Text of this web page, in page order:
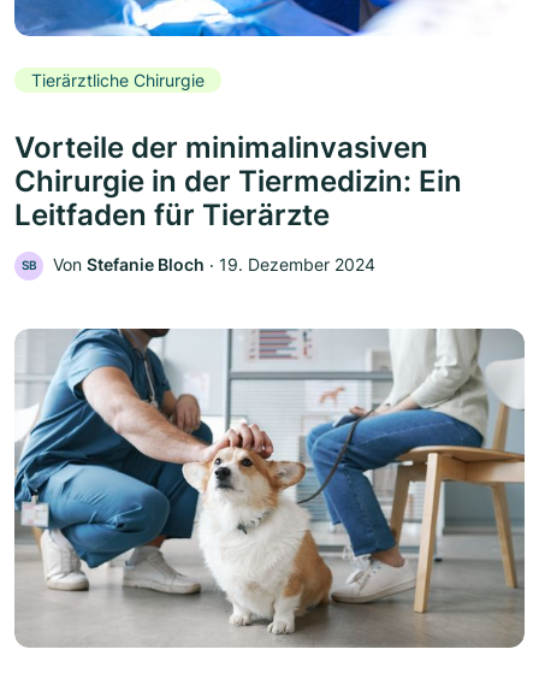
Tierärztliche Chirurgie
Vorteile der minimalinvasiven
Chirurgie in der Tiermedizin: Ein
Leitfaden für Tierärzte
SB Von Stefanie Bloch ‧ 19. Dezember 2024